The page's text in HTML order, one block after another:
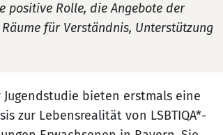
positive Rolle, die Angebote der
für Verständnis, Unterstützung
Jugendstudie bieten erstmals eine
zur Lebensrealität von LSBTIQA*-